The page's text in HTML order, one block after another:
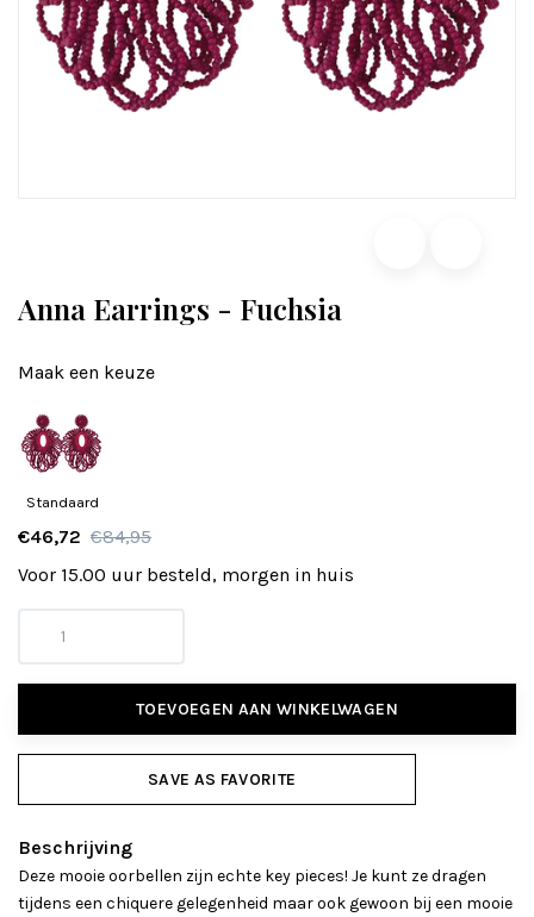
Anna Earrings - Fuchsia
Maak een keuze
Standaard
€46,72 €84,95
Voor 15.00 uur besteld, morgen in huis
TOEVOEGEN AAN WINKELWAGEN
SAVE AS FAVORITE
Beschrijving
Deze mooie oorbellen zijn echte key pieces! Je kunt ze dragen
tijdens een chiquere gelegenheid maar ook gewoon bij een mooie